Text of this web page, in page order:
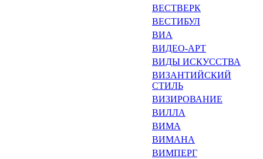
ВЕСТВЕРК
ВЕСТИБУЛ
ВИА
ВИДЕО-АРТ
ВИДЫ ИСКУССТВА
ВИЗАНТИЙСКИЙ
СТИЛЬ
ВИЗИРОВАНИЕ
ВИЛЛА
ВИМА
ВИМАНА
ВИМПЕРГ